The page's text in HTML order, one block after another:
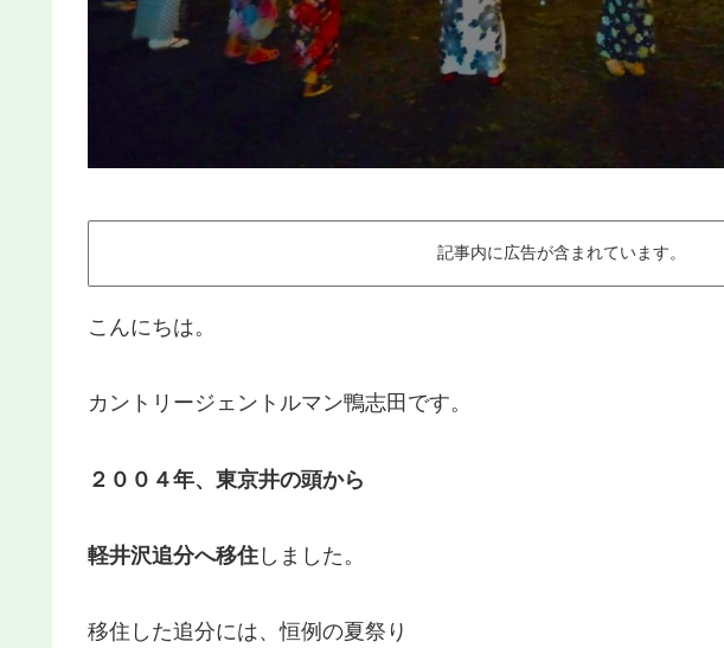
記事内に広告が含まれています。
こんにちは。
カントリージェントルマン鴨志田です。
２００４年、東京井の頭から
軽井沢追分へ移住 しました。
移住した追分には、恒例の夏祭り